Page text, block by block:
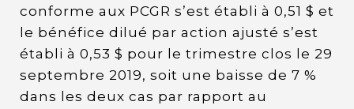
conforme aux PCGR s’est établi à 0,51 $ et
le bénéfice dilué par action ajusté s’est
établi à 0,53 $ pour le trimestre clos le 29
septembre 2019, soit une baisse de 7 %
dans les deux cas par rapport au